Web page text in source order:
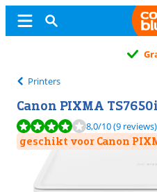
Printers
Canon PIXMA TS7650i
Beoordeling is 8,0 van de 10,
8,0/10(9 reviews)
geschikt voor Canon